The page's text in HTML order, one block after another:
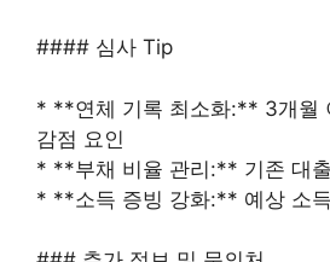
#### 심사 Tip
* **연체 기록 최소화:** 3개월
감점 요인
* **부채 비율 관리:** 기존 대
* **소득 증빙 강화:** 예상 소